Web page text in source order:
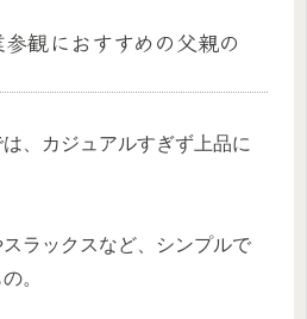
観におすすめの父親の
、カジュアルすぎず上品に
ラックスなど、シンプルで
。